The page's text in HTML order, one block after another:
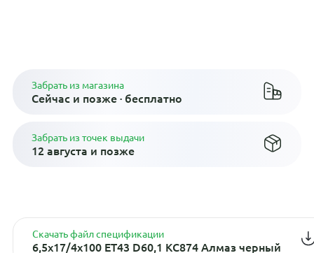
Забрать из магазина
Сейчас и позже · бесплатно
Забрать из точек выдачи
12 августа и позже
Скачать файл спецификации
6,5x17/4x100 ET43 D60,1 КС874 Алмаз черный